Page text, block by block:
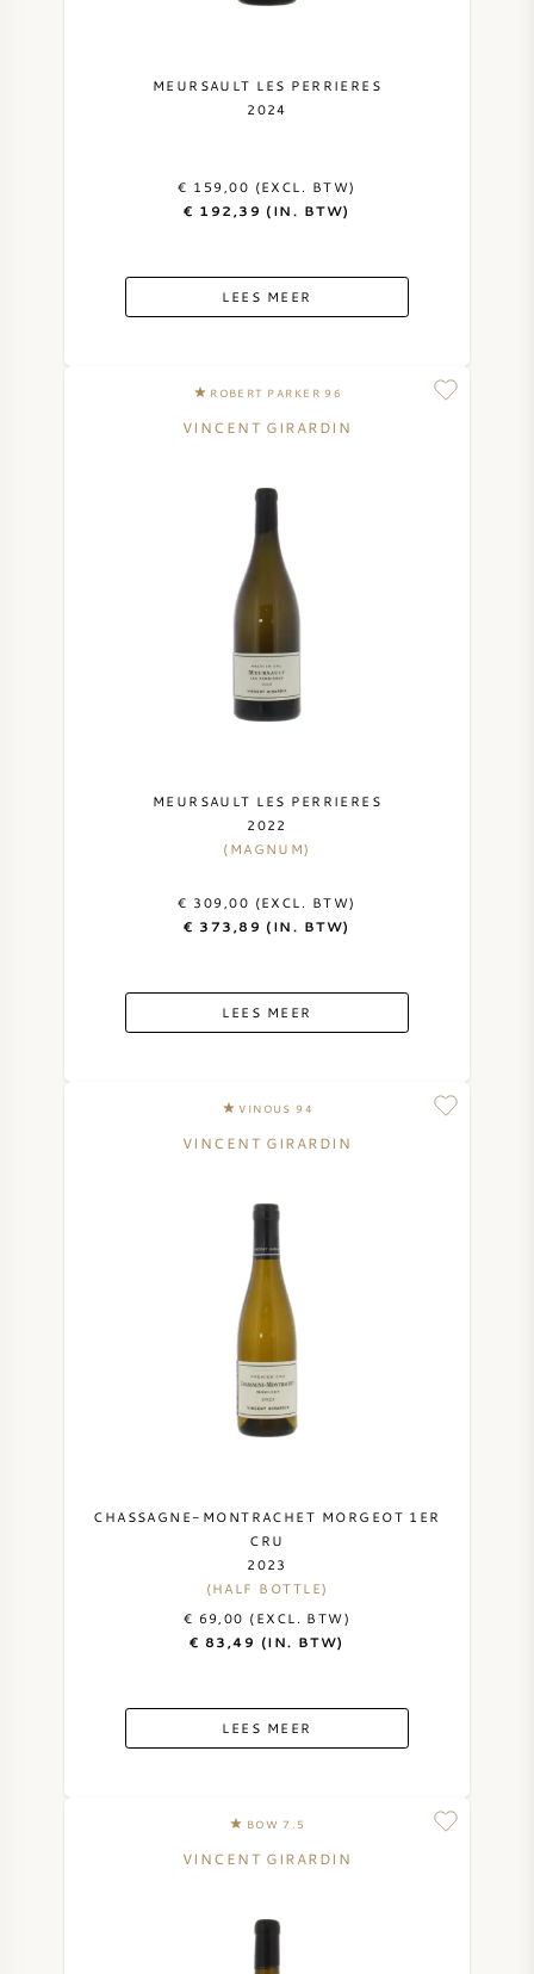
MEURSAULT LES PERRIERES
2024
€ 159,00 (EXCL. BTW)
€ 192,39 (IN. BTW)
LEES MEER
ROBERT PARKER 96
VINCENT GIRARDIN
MEURSAULT LES PERRIERES
2022
(MAGNUM)
€ 309,00 (EXCL. BTW)
€ 373,89 (IN. BTW)
LEES MEER
VINOUS 94
VINCENT GIRARDIN
CHASSAGNE-MONTRACHET MORGEOT 1ER
CRU
2023
(HALF BOTTLE)
€ 69,00 (EXCL. BTW)
€ 83,49 (IN. BTW)
LEES MEER
BOW 7.5
VINCENT GIRARDIN